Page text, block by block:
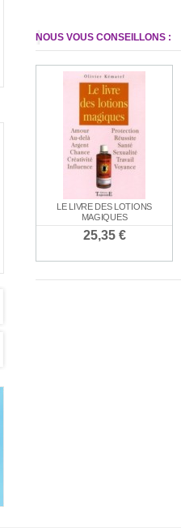
ENCENS
NOUS VOUS CONSEILLONS :
LE LIVRE DES LOTIONS
MAGIQUES
25,35 €